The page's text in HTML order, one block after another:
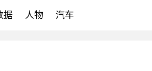
据 人物 汽车